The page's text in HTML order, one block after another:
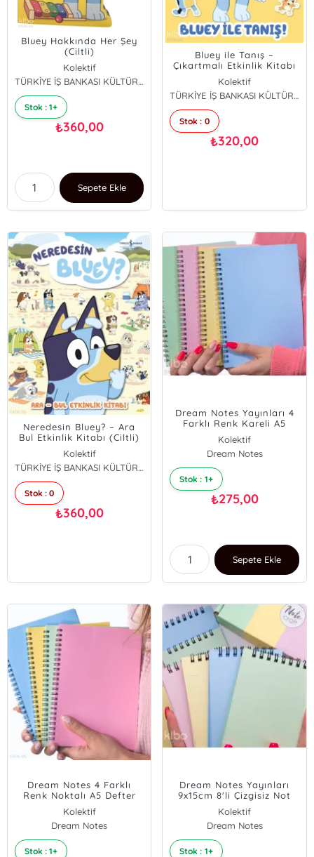
Bluey Hakkında Her Şey
(Ciltli)
Kolektif
TÜRKİYE İŞ BANKASI KÜLTÜR YAYINLARI
Stok : 1+
₺360,00
Sepete Ekle
Bluey ile Tanış –
Çıkartmalı Etkinlik Kitabı
Kolektif
TÜRKİYE İŞ BANKASI KÜLTÜR YAYINLARI
Stok : 0
₺320,00
Neredesin Bluey? – Ara
Bul Etkinlik Kitabı (Ciltli)
Kolektif
TÜRKİYE İŞ BANKASI KÜLTÜR YAYINLARI
Stok : 0
₺360,00
Dream Notes Yayınları 4
Farklı Renk Kareli A5
Defter Seti
Kolektif
Dream Notes
Stok : 1+
₺275,00
Sepete Ekle
Dream Notes 4 Farklı
Renk Noktalı A5 Defter
Seti
Kolektif
Dream Notes
Stok : 1+
Dream Notes Yayınları
9x15cm 8'li Çizgisiz Not
Defteri Seti - Renkli Kutu
Kolektif
Dream Notes
Stok : 1+